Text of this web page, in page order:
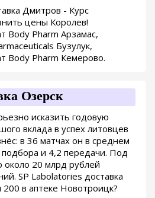
Дмитров - Курс
цены Королев!
Body Pharm Арзамас,
Бузулук,
Body Pharm Кемерово.
Озерск
исказить годовую
вклада в успех литовцев
в 36 матчах он в среднем
подбора и 4,2 передачи. Под
около 20 млрд рублей
SP Labolatories доставка
в аптеке Новотроицк?